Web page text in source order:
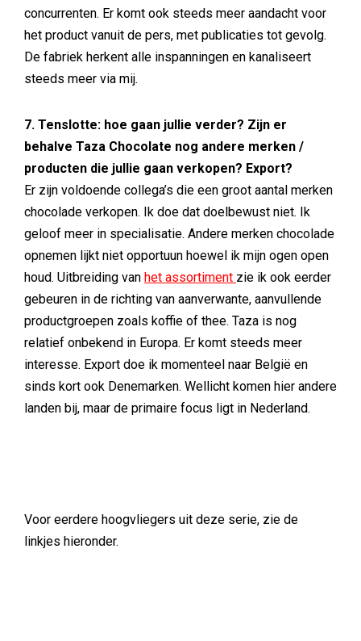
concurrenten. Er komt ook steeds meer aandacht voor
het product vanuit de pers, met publicaties tot gevolg.
De fabriek herkent alle inspanningen en kanaliseert
steeds meer via mij.
7. Tenslotte: hoe gaan jullie verder? Zijn er
behalve Taza Chocolate nog andere merken /
producten die jullie gaan verkopen? Export?
Er zijn voldoende collega’s die een groot aantal merken
chocolade verkopen. Ik doe dat doelbewust niet. Ik
geloof meer in specialisatie. Andere merken chocolade
opnemen lijkt niet opportuun hoewel ik mijn ogen open
houd. Uitbreiding van het assortiment zie ik ook eerder
gebeuren in de richting van aanverwante, aanvullende
productgroepen zoals koffie of thee. Taza is nog
relatief onbekend in Europa. Er komt steeds meer
interesse. Export doe ik momenteel naar België en
sinds kort ook Denemarken. Wellicht komen hier andere
landen bij, maar de primaire focus ligt in Nederland.
Voor eerdere hoogvliegers uit deze serie, zie de
linkjes hieronder.